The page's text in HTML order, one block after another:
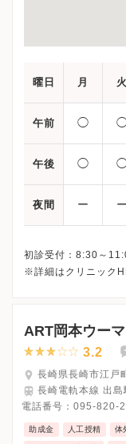
曜日 月 火
午前 ◯
午後 ◯
夜間 ー ー
初診受付：8:30～
※詳細はクリニック
ART岡本ウー
3.2
長崎県長崎市江戸
長崎電軌本線 出
電話番号： 095-820-
助成金 人工授精 体